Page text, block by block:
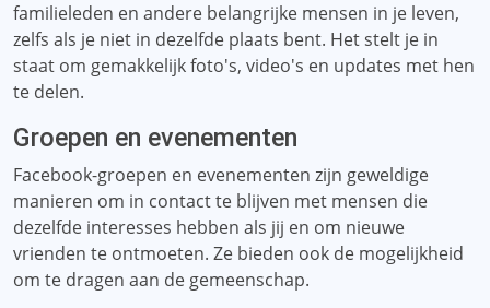
familieleden en andere belangrijke mensen in je leven,
zelfs als je niet in dezelfde plaats bent. Het stelt je in
staat om gemakkelijk foto's, video's en updates met hen
te delen.
Groepen en evenementen
Facebook-groepen en evenementen zijn geweldige
manieren om in contact te blijven met mensen die
dezelfde interesses hebben als jij en om nieuwe
vrienden te ontmoeten. Ze bieden ook de mogelijkheid
om te dragen aan de gemeenschap.